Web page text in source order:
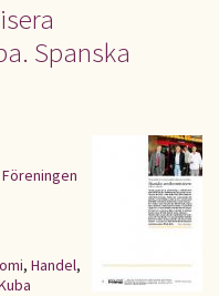
Spanska
, Handel,